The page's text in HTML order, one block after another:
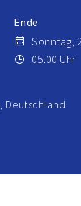
Ende
Sonntag,
05:00 Uhr
Deutschland